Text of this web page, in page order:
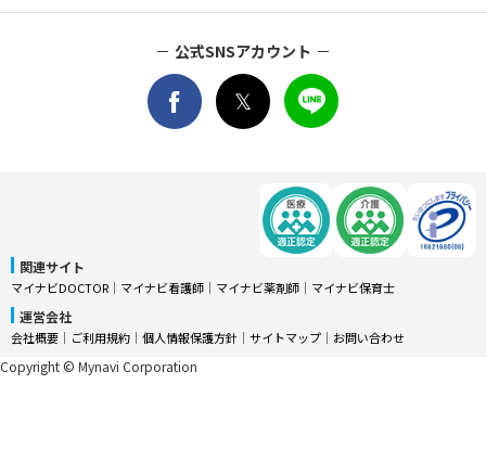
公式SNSアカウント
関連サイト
マイナビDOCTOR │ マイナビ看護師 │ マイナビ薬剤師 │ マイナビ保育士
運営会社
会社概要 │ ご利用規約 │ 個人情報保護方針 │ サイトマップ │ お問い合わせ
Copyright © Mynavi Corporation